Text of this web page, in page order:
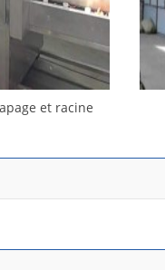
et racine